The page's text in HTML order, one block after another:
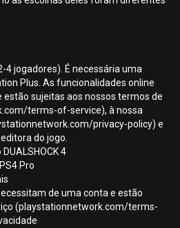
4 jogadores). É necessária uma
Plus. As funcionalidades online
sujeitas aos nossos termos de
terms-of-service), à nossa
privacy-policy) e
do jogo.
4
Pro
de uma conta e estão
(playstationnetwork.com/terms-